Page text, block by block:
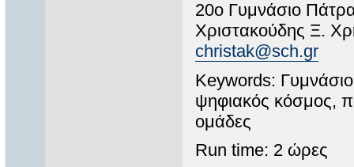
20ο Γυμνάσιο
Χριστακούδης Ξ.
christak@sch.gr
Keywords:
ψηφιακός κόσμος,
ομάδες
Run time: 2 ώρες